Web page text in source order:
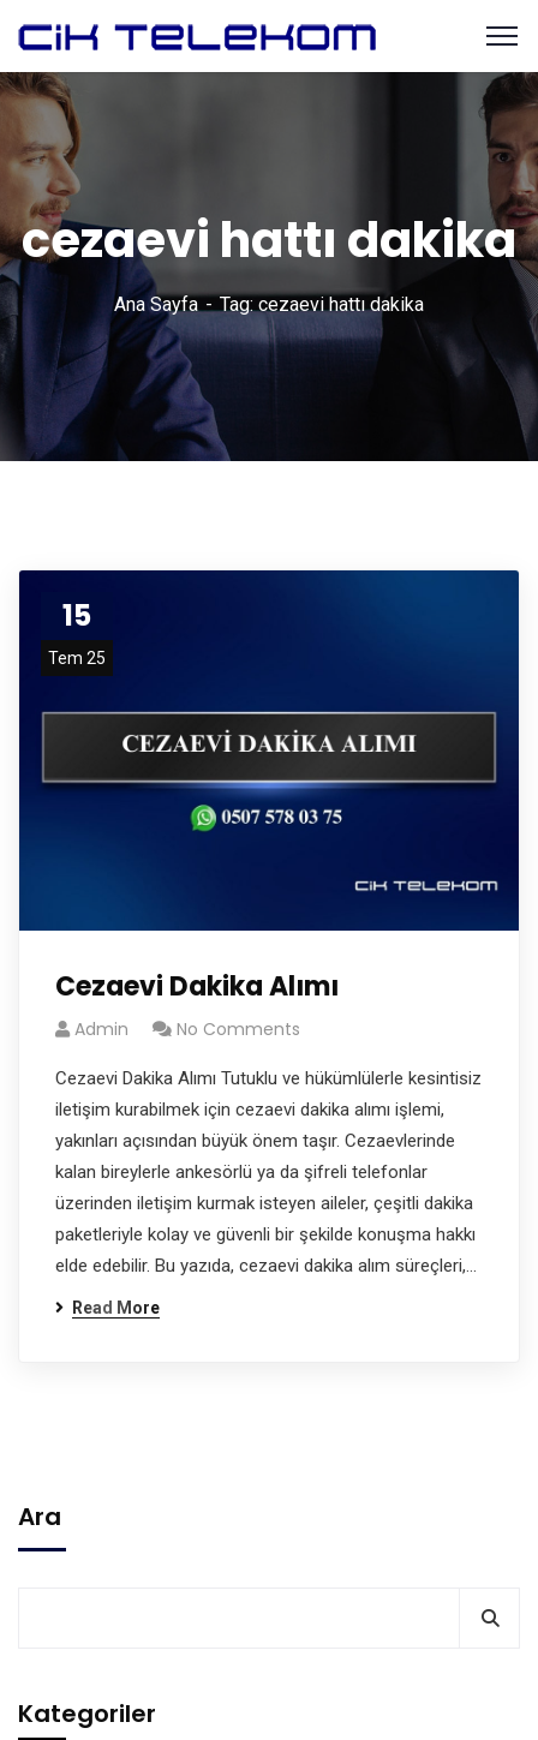
cezaevi hattı dakika
Ana Sayfa Tag: cezaevi hattı dakika
15
Tem 25
Cezaevi Dakika Alımı
Admin No Comments
Cezaevi Dakika Alımı Tutuklu ve hükümlülerle kesintisiz
iletişim kurabilmek için cezaevi dakika alımı işlemi,
yakınları açısından büyük önem taşır. Cezaevlerinde
kalan bireylerle ankesörlü ya da şifreli telefonlar
üzerinden iletişim kurmak isteyen aileler, çeşitli dakika
paketleriyle kolay ve güvenli bir şekilde konuşma hakkı
elde edebilir. Bu yazıda, cezaevi dakika alım süreçleri,…
Read More
Ara
Kategoriler